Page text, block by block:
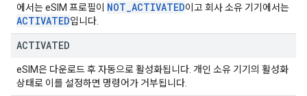
에서는 eSIM 프로필이 NOT_ACTIVATED이고 회사 소유 기기에서는
ACTIVATED입니다.
ACTIVATED
eSIM은 다운로드 후 자동으로 활성화됩니다. 개인 소유 기기의 활성화
상태로 이를 설정하면 명령어가 거부됩니다.